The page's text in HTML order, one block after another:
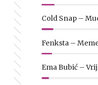
Cold Snap –
Fenksta –
Ema Bubić –